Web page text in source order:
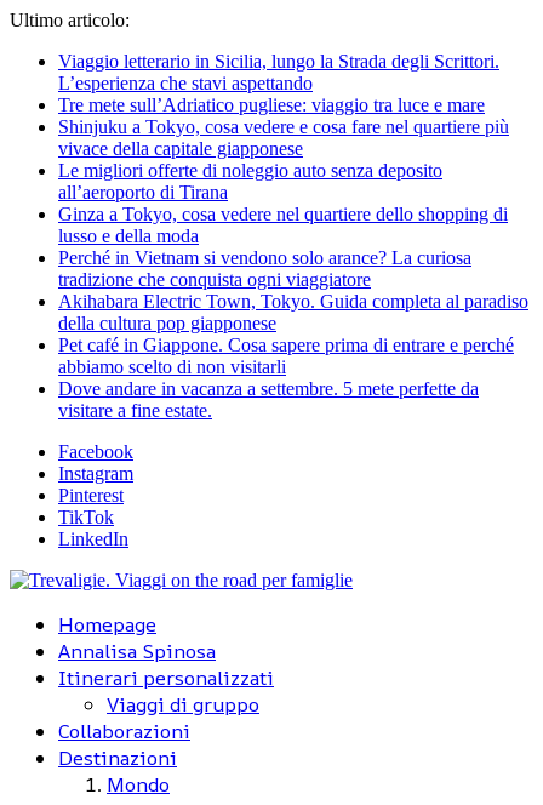
Ultimo articolo:
Viaggio letterario in Sicilia, lungo la Strada degli Scrittori.
L’esperienza che stavi aspettando
Tre mete sull’Adriatico pugliese: viaggio tra luce e mare
Shinjuku a Tokyo, cosa vedere e cosa fare nel quartiere più
vivace della capitale giapponese
Le migliori offerte di noleggio auto senza deposito
all’aeroporto di Tirana
Ginza a Tokyo, cosa vedere nel quartiere dello shopping di
lusso e della moda
Perché in Vietnam si vendono solo arance? La curiosa
tradizione che conquista ogni viaggiatore
Akihabara Electric Town, Tokyo. Guida completa al paradiso
della cultura pop giapponese
Pet café in Giappone. Cosa sapere prima di entrare e perché
abbiamo scelto di non visitarli
Dove andare in vacanza a settembre. 5 mete perfette da
visitare a fine estate.
Facebook
Instagram
Pinterest
TikTok
LinkedIn
Homepage
Annalisa Spinosa
Itinerari personalizzati
Viaggi di gruppo
Collaborazioni
Destinazioni
Mondo